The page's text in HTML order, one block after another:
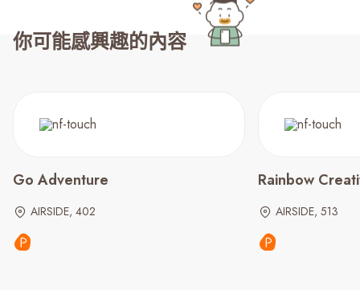
你可能感興趣的內容
Go Adventure
AIRSIDE, 402
Rainbow
AIRSIDE, 513